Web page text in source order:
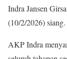
Indra Jansen
(10/2/2026) siang.
AKP Indra